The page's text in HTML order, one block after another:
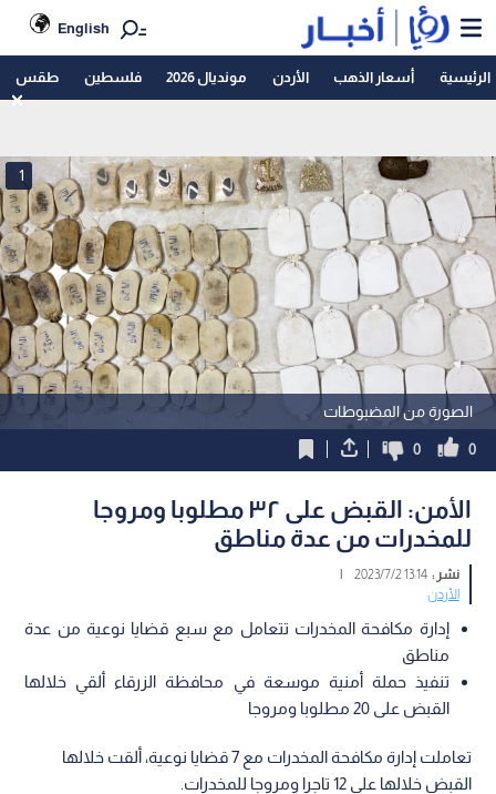
English
الرئيسية أسعار الذهب الأردن مونديال 2026 فلسطين طقس
الصورة من المضبوطات
1
0
0
الأمن: القبض على ٣٢ مطلوبا ومروجا
للمخدرات من عدة مناطق
نشر :13:14 2023/7/2
|
الأردن
إدارة مكافحة المخدرات تتعامل مع سبع قضايا نوعية من عدة
مناطق
تنفيذ حملة أمنية موسعة في محافظة الزرقاء ألقي خلالها
القبض على 20 مطلوبا ومروجا
تعاملت إدارة مكافحة المخدرات مع 7 قضايا نوعية، ألقت خلالها
القبض خلالها على 12 تاجرا ومروجا للمخدرات.